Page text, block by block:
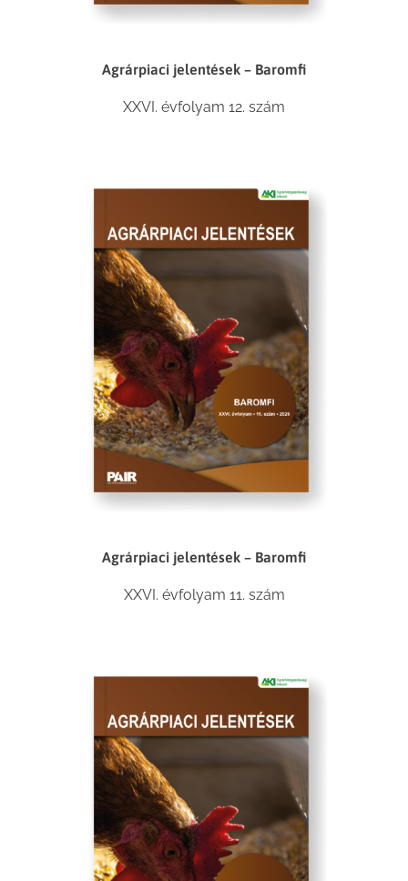
Agrárpiaci jelentések – Baromfi
XXVI. évfolyam 12. szám
Agrárpiaci jelentések – Baromfi
XXVI. évfolyam 11. szám